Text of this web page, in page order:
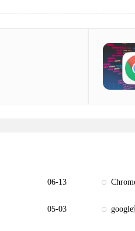
06-13
05-03